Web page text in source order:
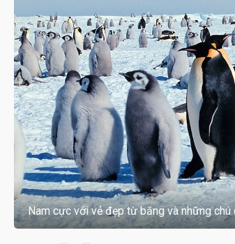
Nam cực với vẻ đẹp từ băng và những chú